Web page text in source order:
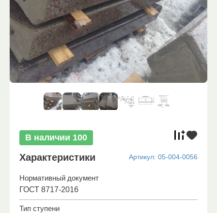
В наличии 100
Характеристики Артикул: 05-004-0056
Нормативный документ
ГОСТ 8717-2016
Тип ступени